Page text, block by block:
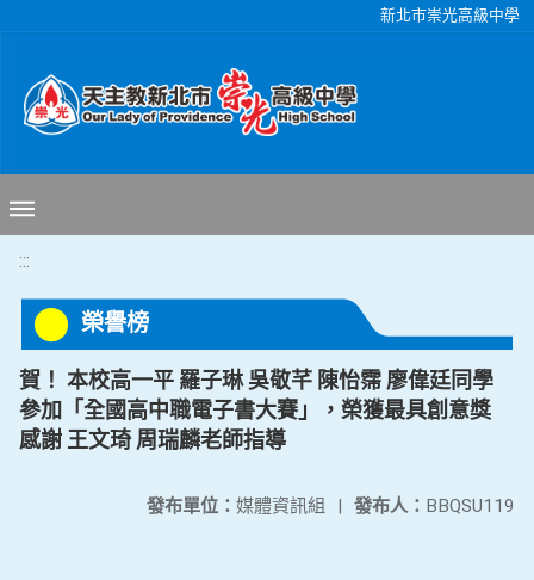
新北市崇光高級中學
:::
榮譽榜
賀！ 本校高一平 羅子琳 吳敬芊 陳怡霈 廖偉廷同學
參加「全國高中職電子書大賽」，榮獲最具創意獎
感謝 王文琦 周瑞麟老師指導
發布人： BBQSU119
發布單位： 媒體資訊組 |